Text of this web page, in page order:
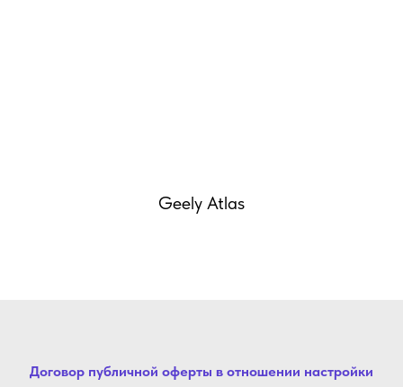
Geely Atlas
Договор публичной оферты в отношении настройки